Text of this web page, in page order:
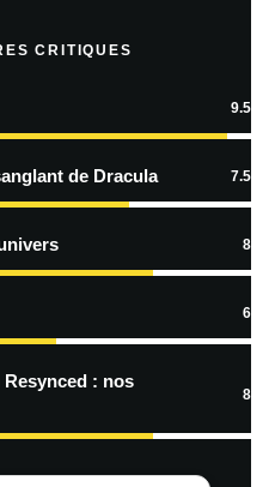
En savoir
CRITIQUES
9.5
de Dracula 7.5
8
6
Resynced : nos
8